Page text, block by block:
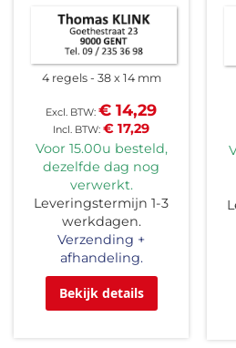
4 regels 38 x 14 mm
€ 17,29
€ 14,29
Voor 15.00u besteld,
dezelfde dag nog
verwerkt.
Leveringstermijn 1-3
werkdagen.
Verzending +
afhandeling.
Bekijk details